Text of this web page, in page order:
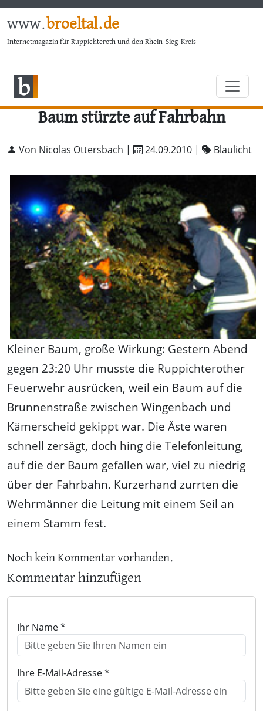
www.broeltal.de
Internetmagazin für Ruppichteroth und den Rhein-Sieg-Kreis
Baum stürzte auf Fahrbahn
Von Nicolas Ottersbach | 24.09.2010 | Blaulicht
Kleiner Baum, große Wirkung: Gestern Abend
gegen 23:20 Uhr musste die Ruppichterother
Feuerwehr ausrücken, weil ein Baum auf die
Brunnenstraße zwischen Wingenbach und
Kämerscheid gekippt war. Die Äste waren
schnell zersägt, doch hing die Telefonleitung,
auf die der Baum gefallen war, viel zu niedrig
über der Fahrbahn. Kurzerhand zurrten die
Wehrmänner die Leitung mit einem Seil an
einem Stamm fest.
Noch kein Kommentar vorhanden.
Kommentar hinzufügen
Ihr Name *
Ihre E-Mail-Adresse *